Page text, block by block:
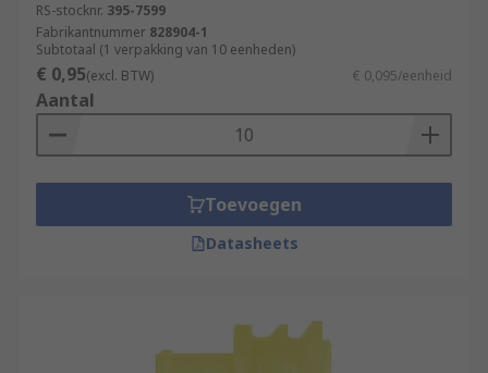
RS-stocknr. 395-7599
Fabrikantnummer 828904-1
Subtotaal (1 verpakking van 10 eenheden)
€ 0,95(excl. BTW) € 0,095/eenheid
Aantal
Toevoegen
Datasheets